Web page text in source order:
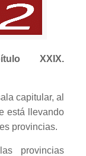
XXIX.
capitular, al
está llevando
provincias.
provincias